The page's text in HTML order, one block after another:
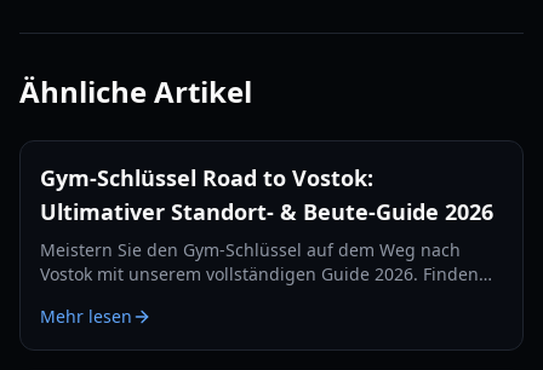
Ähnliche Artikel
Gym-Schlüssel Road to Vostok:
Ultimativer Standort- & Beute-Guide 2026
Meistern Sie den Gym-Schlüssel auf dem Weg nach
Vostok mit unserem vollständigen Guide 2026. Finden
Überlebensstrategien für die Schulkarte.
Mehr lesen